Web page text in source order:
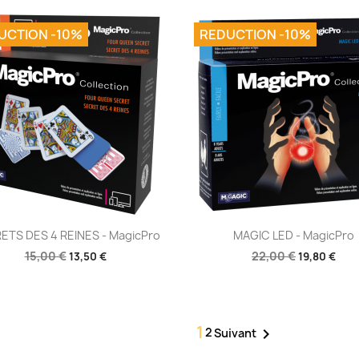
Aperçu rapide
DES 4 REINES - MagicPro
15,00 €13,50 €
-10%
Aperçu rapide
MAGIC LED - MagicPro
22,00 €19,80 €
REDUCTION -10%
1 2Suivant